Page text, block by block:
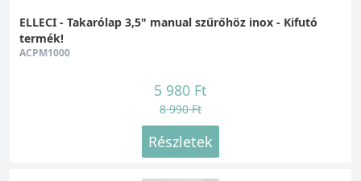
ELLECI - Takarólap 3,5" manual szűrőhöz inox - Kifutó
termék!
ACPM1000
5 980 Ft
8 990 Ft
Részletek